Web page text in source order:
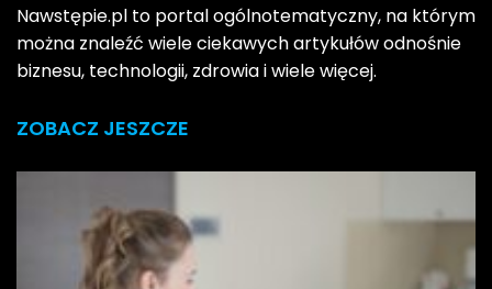
Nawstępie.pl to portal ogólnotematyczny, na którym
można znaleźć wiele ciekawych artykułów odnośnie
biznesu, technologii, zdrowia i wiele więcej.
ZOBACZ JESZCZE